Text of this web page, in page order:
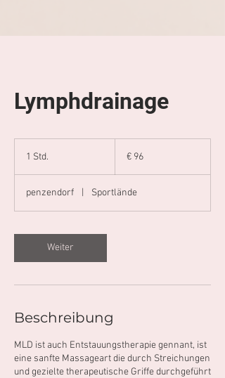
Lymphdrainage
1 Std.
d
€ 96
penzendorf Sportlände
Weiter
Beschreibung
MLD ist auch Entstauungstherapie gennant, ist
eine sanfte Massageart die durch Streichungen
und gezielte therapeutische Griffe durchgeführt